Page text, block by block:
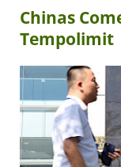
Chinas
Tempolimit